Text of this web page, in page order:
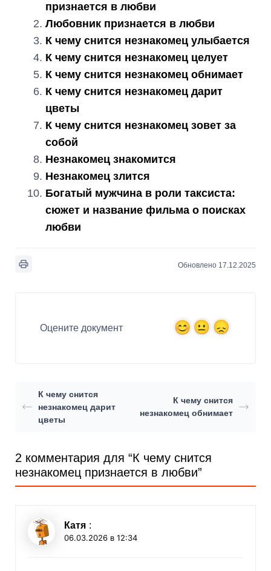
признается в любви
Любовник признается в любви
К чему снится незнакомец улыбается
К чему снится незнакомец целует
К чему снится незнакомец обнимает
К чему снится незнакомец дарит
цветы
К чему снится незнакомец зовет за
собой
Незнакомец знакомится
Незнакомец злится
Богатый мужчина в роли таксиста:
сюжет и название фильма о поисках
любви
Обновлено 17.12.2025
Оцените документ
К чему снится
незнакомец дарит
цветы
К чему снится
незнакомец обнимает
2 комментария для “К чему снится
незнакомец признается в любви”
Катя :
06.03.2026 в 12:34